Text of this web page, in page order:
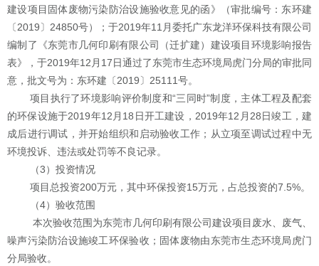
建设项目固体废物污染防治设施验收意见的函》（审批编号：东环建
〔2019〕 24850号）；于2019年11 月委托广东龙洋环保科技有限公司
编制了《东莞市几何印刷有限公司（迁扩建）建设项目环境影响报告
表》，于2019年12 月 17日通过了东莞市生态环境局虎门分局的审批同
意，批文号为：东环建〔2019〕 25111号。
项目执行了环境影响评价制度和“三同时”制度，主体工程及配套
的环保设施于2019年12 月 18 日开工建设， 2019年12 月 28日竣工，建
成后进行调试，并开始组织和启动验收工作；从立项至调试过程中无
环境投诉、违法或处罚等不良记录。
（3）投资情况
项目总投资200万元，其中环保投资15万元，占总投资的7.5%。
（4）验收范围
本次验收范围为东莞市几何印刷有限公司建设项目废水、废气、
噪声污染防治设施竣工环保验收；固体废物由东莞市生态环境局虎门
分局验收。